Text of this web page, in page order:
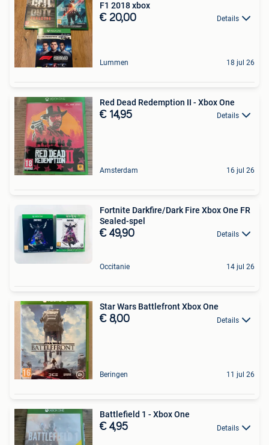
F1 2018 xbox
€ 20,00 Details
Lummen 18 jul 26
Red Dead Redemption II - Xbox One
€ 14,95 Details
Amsterdam 16 jul 26
Fortnite Darkfire/Dark Fire Xbox One FR
Sealed-spel
€ 49,90 Details
Occitanie 14 jul 26
Star Wars Battlefront Xbox One
€ 8,00 Details
Beringen 11 jul 26
Battlefield 1 - Xbox One
€ 4,95 Details